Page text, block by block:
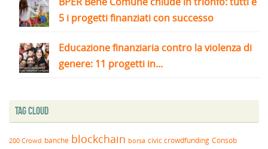
5 i progetti finanziati con successo
Educazione finanziaria contro la violenza di
genere: 11 progetti in...
Tag Cloud
200 Crowd banche blockchain borsa civic crowdfunding Consob